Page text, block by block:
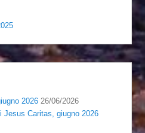
2026 26/06/2026
Jesus Caritas, giugno 2026